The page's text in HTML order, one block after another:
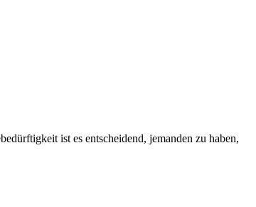
ist es entscheidend, jemanden zu haben,